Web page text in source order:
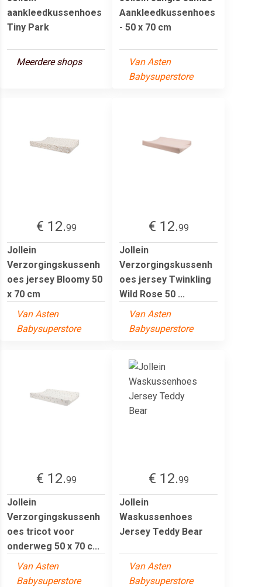
aankleedkussenhoes
Tiny Park
Meerdere shops
Aankleedkussenhoes
- 50 x 70 cm
Van Asten
Babysuperstore
€ 12.99
Jollein
Verzorgingskussenh
oes jersey Bloomy 50
x 70 cm
Van Asten
Babysuperstore
€ 12.99
Jollein
Verzorgingskussenh
oes jersey Twinkling
Wild Rose 50 ...
Van Asten
Babysuperstore
€ 12.99
Jollein
Verzorgingskussenh
oes tricot voor
onderweg 50 x 70 c...
Van Asten
Babysuperstore
€ 12.99
Jollein
Waskussenhoes
Jersey Teddy Bear
Van Asten
Babysuperstore